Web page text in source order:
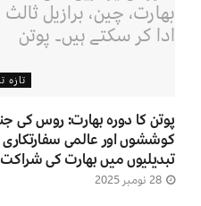
تازہ
پوتن کا دورہ بھارت: روس کی
کوششوں اور عالمی
تبدیلیوں میں بھارت کی شراکت
28 نومبر 2025